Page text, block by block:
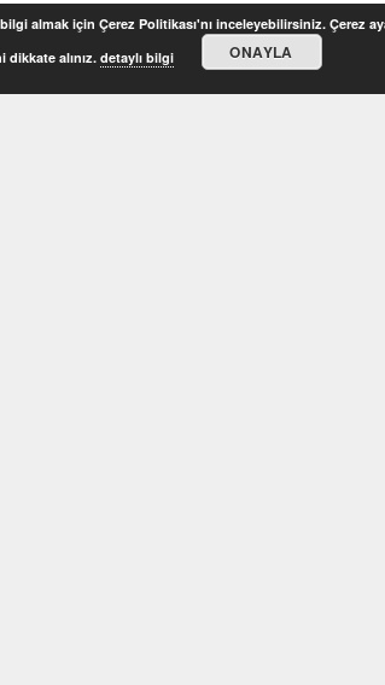
almak için Çerez Politikası'nı inceleyebilirsiniz.
alınız.detaylı bilgi ONAYLA